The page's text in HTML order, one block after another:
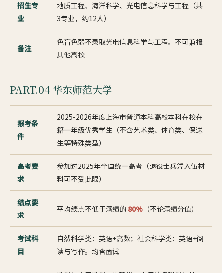
招生专
业
地质工程、海洋科学、光电信息科学与工程（共
3专业，约12人）
备注
色盲色弱不录取光电信息科学与工程。不可兼报
其他高校
PART.04 华东师范大学
报考条
件
2025-2026年度上海市普通本科高校本科在校在
籍一年级优秀学生（不含艺术类、体育类、保送
生等特殊类型）
高考要
求
参加过2025年全国统一高考（退役士兵凭入伍材
料可不受此限）
绩点要
求
平均绩点不低于满绩的 80% （不论满绩分值）
考试科
目
自然科学类：英语+高数；社会科学类：英语+阅
读与写作。均含面试